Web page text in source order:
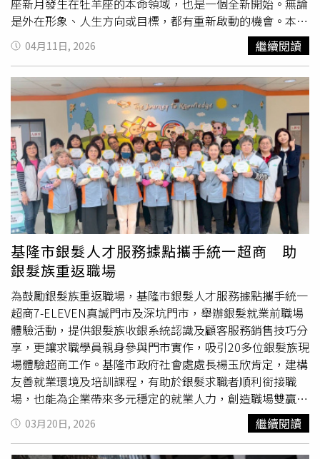
性；• 介入方案將變得更加個人化；• AI 將持續優化病患
路徑；• 健康管理、診斷及治療將融合為整合型的終身醫
療健康管理系統。羅旭華教授／博士補充表示：「醫療健康
的未來，將建立在能夠隨著每一次病患互動而持續學習、個
人化並演進的智慧型生態系之上。我們的目標，就是協助建
立這樣的未來。」關於 Leo International Precision Health
AG（李奧國際精準健康）Leo International Precision
Health AG（李奧國際精準健康，以下簡稱「LIPH」，股票
代號：LEOW）是一家致力於打造全球整合型AI驅動醫療健
康生態系的控股公司。LIPH 策略性聚焦於醫療健康服務、
醫療科技、健康科技及生物科技領域中的 AI 驅動精準健康
資產，為投資人提供進入持續擴張的亞洲及全球醫療健康與
生命科學市場之機會。透過重組資產，LIPH 整合科技、數
據與營運，以加速醫療成果及投資組合表現。如需更多資
訊，請參閱公司網站。本新聞稿可能包含前瞻性聲明與資
訊，該等內容係基於 LIPH 目前之預期及若干假設。各種已
知及未知風險、不確定性及其他因素，均可能導致公司未來
實際業績、財務狀況、營運表現、產品開發進程與本文所述
估計出現重大差異。該等已知及未知風險與不確定性包括但
不限於研究與開發、監管審批流程、監管機構及其他政府機
關採取行動之時程、臨床結果、法律及法規變動、產品品
質、病患安全、專利訴訟、合約風險以及對第三方之依賴。
Leo International Precision Health AG 對於更新該等前瞻
性聲明，或於未來發展與預期不一致時對其作出修正，概不
承擔任何義務。本文件既不構成出售要約，亦不構成購買或
認購 LIPH 證券之要約邀請。LIPH 將不進行亦無意進行任
座新月發生在牡羊座的本命領域，也是一個全新開始。無論
是外在形象、人生方向或目標，都有重新啟動的機會。本週
牡羊特別有衝勁，也容易做出快速決定，建議在行動前多一
點覺察，會讓人走得更穩更遠。●金牛座這週比較偏向內在
整理期，情緒與潛意識訊息會變得明顯。金牛可能會想暫時
遠離人群，給自己一點空間，好好休息與沉澱。適合冥想、
療癒或整理過去未完成的情緒。慢下來，也是為了更清楚前
進方向。●雙子座這星期人際與社群運勢提升，容易認識新
朋友或接觸不同領域的人。本週雙子適合多參與聚會或經營
社群，會有意想不到的機會出現，想法也更容易被看見與認
同。而雙子的連結，正在帶來機會●巨蟹座這星期有關於事
業與目標宮位被啟動，巨蟹會開始思考自己的定位與未來方
向。本週可能會有新的責任或機會出現，雖然壓力增加，同
時也是被肯定的時刻。勇敢承擔，就會被看見。●獅子座這
個星期獅子的視野正在打開，適合學習新知、規劃旅行或思
考更長遠的未來方向。獅子會開始想要跳脫原本的框架，追
求更大的舞台。可以試著走出去，世界將會回應。●處女座
這週處女容易觸碰到較深層的情緒與關係議題，特別是關於
信任、金錢或親密關係。本星期也適合誠實面對內在，也重
新調整與他人的連結方式。真正的轉變，將來自內在的釋
放。●天秤座這個星期天秤的感情與合作關係將成為焦點，
可能會重新思考一段關係的平衡，或遇到需要做出選擇的情
況。適合坦誠溝通，讓關係回到更健康的位置。好的關係，
是彼此互相成長。●天蠍座這星期天蠍的工作與生活節奏開
始變得忙碌，但也是建立新習慣的好時機。這週很適合重新
調整作息、開始運動或改善
，會讓天蠍更有掌控
感。穩定的日常生活，就是最強的力量。●射手座這個星期
04月11日, 2026 繼續閱讀
基隆市銀髮人才服務據點攜手統一超商 助
銀髮族重返職場
為鼓勵銀髮族重返職場，基隆市銀髮人才服務據點攜手統一
超商7-ELEVEN真誠門市及深坑門市，舉辦銀髮就業前職場
體驗活動，提供銀髮族收銀系統認識及顧客服務銷售技巧分
享，更讓求職學員親身參與門市實作，吸引20多位銀髮族現
場體驗超商工作。基隆市政府社會處處長楊玉欣肯定，建構
友善就業環境及培訓課程，有助於銀髮求職者順利銜接職
場，也能為企業帶來多元穩定的就業人力，創造職場雙贏。
基隆市政府𢹂手統一超商建構友善就業環境。（圖片提供／
基隆市政府）零售產業多元發展 銀髮族就業新契機隨著社
會變遷及消費者需求的提升，零售業超商的服務內容日趨多
03月20日, 2026 繼續閱讀